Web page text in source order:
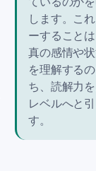
します。こ
ーすること
真の感情や
を理解する
ち、読解力
レベルへと
す。